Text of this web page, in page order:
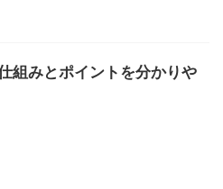
組みとポイントを分かりや